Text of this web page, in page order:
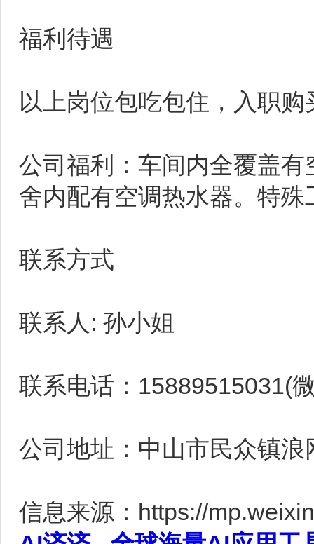
福利待遇
以上岗位包吃包住，入职购
公司福利：车间内全覆盖
舍内配有空调热水器。特
联系方式
联系人: 孙小姐
联系电话：15889515031(
公司地址：中山市民众镇
信息来源：https://